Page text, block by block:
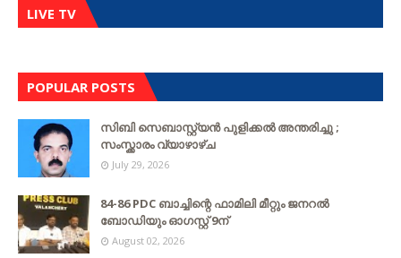
LIVE TV
POPULAR POSTS
സിബി സെബാസ്റ്റ്യന്‍ പുളിക്കല്‍ അന്തരിച്ചു ;
സംസ്ക്കാരം വ്യാഴാഴ്ച
July 29, 2026
84-86 PDC ബാച്ചിന്റെ ഫാമിലി മീറ്റും ജനറൽ
ബോഡിയും ഓഗസ്റ്റ് 9ന്
August 02, 2026